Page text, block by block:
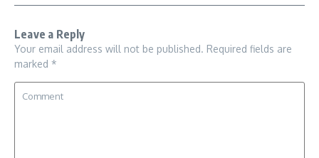
Leave a Reply
Your email address will not be published. Required fields are
marked *